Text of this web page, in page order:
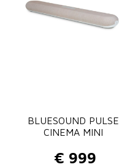
BLUESOUND PULSE
CINEMA MINI
€ 999